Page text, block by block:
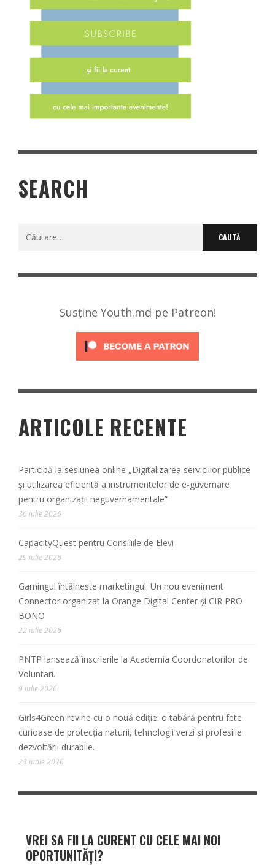
SEARCH
Susține Youth.md pe Patreon!
ARTICOLE RECENTE
Participă la sesiunea online „Digitalizarea serviciilor publice
și utilizarea eficientă a instrumentelor de e-guvernare
pentru organizații neguvernamentale”
30 iulie 2026
CapacityQuest pentru Consiliile de Elevi
29 iulie 2026
Gamingul întâlnește marketingul. Un nou eveniment
Connector organizat la Orange Digital Center și CIR PRO
BONO
22 iulie 2026
PNTP lansează înscrierile la Academia Coordonatorilor de
Voluntari.
9 iulie 2026
Girls4Green revine cu o nouă ediție: o tabără pentru fete
curioase de protecția naturii, tehnologii verzi și profesiile
dezvoltării durabile.
23 iunie 2026
VREI SA FII LA CURENT CU CELE MAI NOI
OPORTUNITĂȚI?